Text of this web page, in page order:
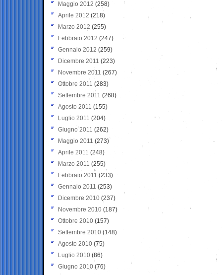
Maggio 2012 (258)
Aprile 2012 (218)
Marzo 2012 (255)
Febbraio 2012 (247)
Gennaio 2012 (259)
Dicembre 2011 (223)
Novembre 2011 (267)
Ottobre 2011 (283)
Settembre 2011 (268)
Agosto 2011 (155)
Luglio 2011 (204)
Giugno 2011 (262)
Maggio 2011 (273)
Aprile 2011 (248)
Marzo 2011 (255)
Febbraio 2011 (233)
Gennaio 2011 (253)
Dicembre 2010 (237)
Novembre 2010 (187)
Ottobre 2010 (157)
Settembre 2010 (148)
Agosto 2010 (75)
Luglio 2010 (86)
Giugno 2010 (76)